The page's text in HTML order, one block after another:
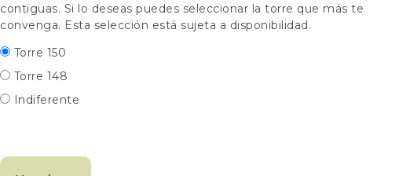
contiguas. Si lo deseas puedes seleccionar la torre que más te
convenga. Esta selección está sujeta a disponibilidad.
Torre 150
Torre 148
Indiferente